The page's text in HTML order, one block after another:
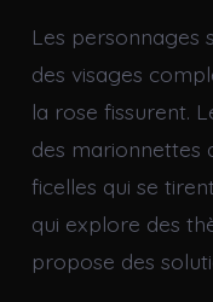
Les personnages
des visages
la rose fissurent.
des marionnettes
ficelles qui se
qui explore des
propose des